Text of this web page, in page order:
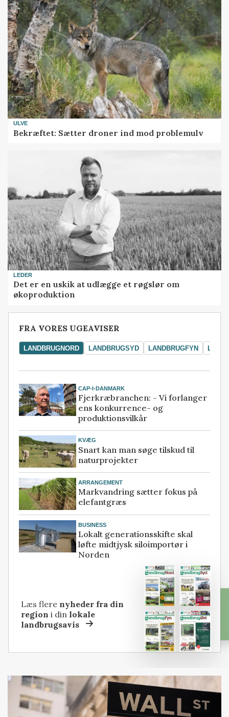
ULVE
Bekræftet: Sætter droner ind mod problemulv
LEDER
Det er en uskik at udlægge et røgslør om
økoproduktion
FRA VORES UGEAVISER
LANDBRUGNORD LANDBRUGSYD LANDBRUGFYN
CAP-I-DANMARK
Fjerkræbranchen: - Vi forlanger
ens konkurrence- og
produktionsvilkår
KVÆG
Snart kan man søge tilskud til
naturprojekter
ARRANGEMENT
Markvandring sætter fokus på
elefantgræs
BUSINESS
Lokalt generationsskifte skal
løfte midtjysk siloimportør i
Norden
Læs flere nyheder fra din
region i dinlokale
landbrugsavis